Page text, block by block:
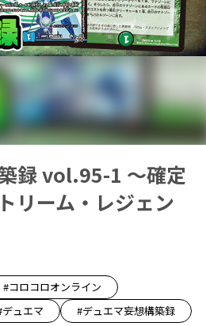
録 vol.95-1 ～確定
リーム・レジェン
#コロコロオンライン
デュエマ
#デュエマ妄想構築録